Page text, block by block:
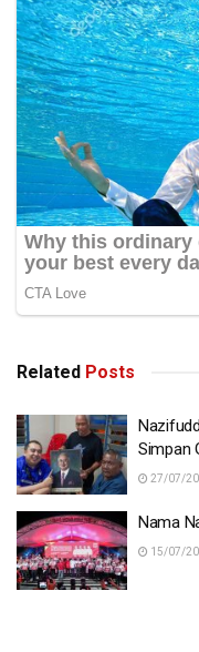
Related Posts
Simpan
27/07/
Nama
15/07/